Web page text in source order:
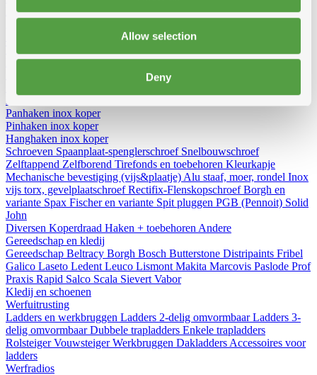
Allow selection
Deny
DiversenBirdex - Duivenpinnen OisipicVogelschrotenEterno
gootbakken en PVC tapbuizen
Schuimbanden en schuimgolvenExpantiebanden
Kabeldoorvoer
Panhaken inox koper
Pinhaken inox koper
Hanghaken inox koper
Schroeven Spaanplaat-spenglerschroef Snelbouwschroef
Zelftappend Zelfborend Tirefonds en toebehoren Kleurkapje
Mechanische bevestiging (vijs&plaatje) Alu staaf, moer, rondel Inox
vijs torx, gevelplaatschroefRectifix-FlenskopschroefBorgh en
variante Spax Fischer en variante Spit pluggen PGB (Pennoit) Solid
John
Diversen Koperdraad Haken + toebehoren Andere
Gereedschap en kledij
Gereedschap Beltracy Borgh Bosch Butterstone Distripaints Fribel
Galico Laseto Ledent Leuco Lismont Makita Marcovis Paslode Prof
Praxis Rapid Salco Scala Sievert Vabor
Kledij en schoenen
Werfuitrusting
Ladders en werkbruggen Ladders 2-delig omvormbaarLadders 3-
delig omvormbaarDubbele trapladders Enkele trapladders
RolsteigerVouwsteigerWerkbruggen Dakladders Accessoires voor
ladders
Werfradios